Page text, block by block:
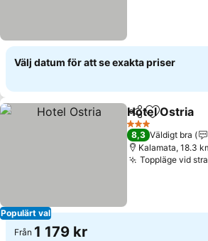
Välj datum för att se exakta priser
Populärt val
Dela Lägg till i
Hotel Ostria
3 Stjärnor
8,3 Väldigt bra
Kalamata, 18.3
Toppläge vid
Från 1 179 kr